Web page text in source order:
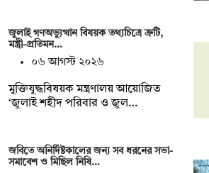
জুলাই গণঅভ্যুত্থান বিষয়ক তথ্যচিত্রে ত্রুটি,
মন্ত্রী-প্রতিমন…
০৬ আগস্ট ২০২৬
মুক্তিযুদ্ধবিষয়ক মন্ত্রণালয় আয়োজিত
‘জুলাই শহীদ পরিবার ও জুল…
জবিতে অনির্দিষ্টকালের জন্য সব ধরনের সভা-
সমাবেশ ও মিছিল নিষি…